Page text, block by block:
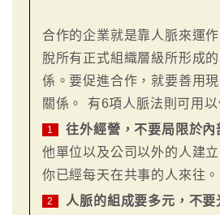
合作的企業就是靠人脈來運
脫所有正式組織層級所形成
係。要促進合作，就要善用
關係。 有6項人脈法則可用以
1 往外經營，不要局限於內
他單位以及公司以外的人建
你已經每天在共事的人來往。
2 人脈的組成要多元，不